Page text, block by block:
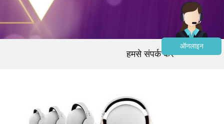
हमसे संपर्क करें
ऑनलाइन